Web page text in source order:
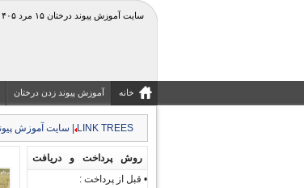
سایت آموزش پیوند درختان ۱۵ مرد ۱۴۰۵ | Thursday, August 6th, 2026
خانه آموزش پیوند زدن درختان
LINK TREES | سایت آموزش پیوند درختان | فیلم جزوه آموزشی کشاورزی و منابع طبیعی|قیچی چاقوی پیوند
روش پرداخت و دریافت
فیلم های پیوند درختان و
• قبل از پرداخت :